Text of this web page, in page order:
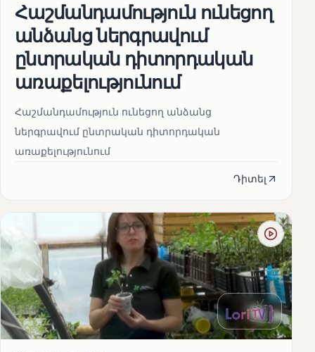
Հաշմանդամություն ունեցող
անձանց ներգրավում
ընտրական դիտորդական
առաքելությունում
Հաշմանդամություն ունեցող անձանց
ներգրավում ընտրական դիտորդական
առաքելությունում
Դիտել